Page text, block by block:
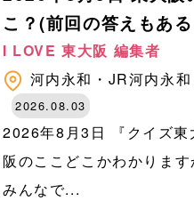
こ？(前回の答えもあ
I LOVE 東大阪 編集者
河内永和・JR河内永和
2026.08.03
2026年8月3日 『クイズ
阪のここどこかわかります
みんなで...